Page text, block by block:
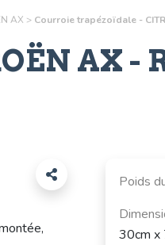
AX > Courroie trapézoïdale -
AX -
Poids
30cm x